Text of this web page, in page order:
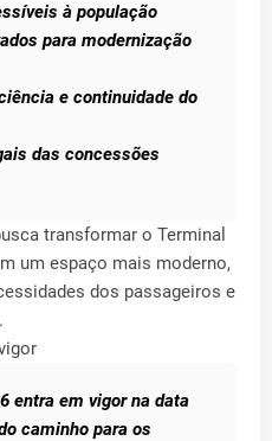
à população
para modernização
e continuidade do
das concessões
transformar o Terminal
um espaço mais moderno,
dos passageiros e
entra em vigor na data
caminho para os